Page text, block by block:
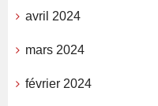
avril 2024
mars 2024
février 2024